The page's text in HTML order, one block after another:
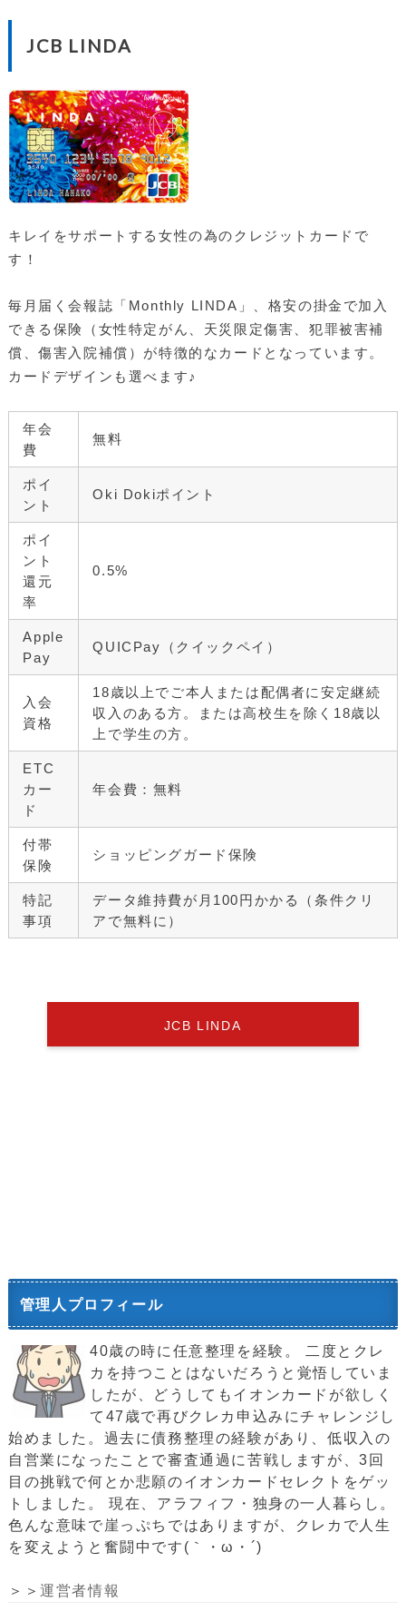
JCB LINDA
キレイをサポートする女性の為のクレジットカードで
す！
毎月届く会報誌「Monthly LINDA」、格安の掛金で加入
できる保険（女性特定がん、天災限定傷害、犯罪被害補
償、傷害入院補償）が特徴的なカードとなっています。
カードデザインも選べます♪
年会
費
無料
ポイ
ント
Oki Dokiポイント
ポイ
ント
還元
率
0.5%
Apple
Pay
QUICPay（クイックペイ）
入会
資格
18歳以上でご本人または配偶者に安定継続
収入のある方。または高校生を除く18歳以
上で学生の方。
ETC
カー
ド
年会費：無料
付帯
保険
ショッピングガード保険
特記
事項
データ維持費が月100円かかる（条件クリ
アで無料に）
JCB LINDA
管理人プロフィール
40歳の時に任意整理を経験。 二度とクレ
カを持つことはないだろうと覚悟していま
したが、どうしてもイオンカードが欲しく
て47歳で再びクレカ申込みにチャレンジし
始めました。過去に債務整理の経験があり、低収入の
自営業になったことで審査通過に苦戦しますが、3回
目の挑戦で何とか悲願のイオンカードセレクトをゲッ
トしました。 現在、アラフィフ・独身の一人暮らし。
色んな意味で崖っぷちではありますが、クレカで人生
を変えようと奮闘中です(｀・ω・´)ゞ
＞＞運営者情報